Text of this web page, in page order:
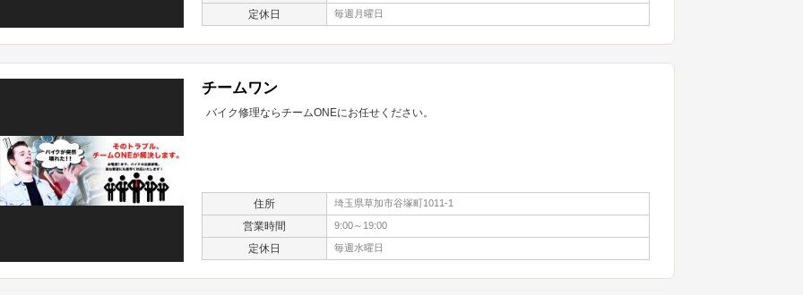
定休日 毎週月曜日
チームワン
バイク修理ならチームONEにお任せください。
住所 埼玉県草加市谷塚町1011-1
営業時間 9:00～19:00
定休日 毎週水曜日